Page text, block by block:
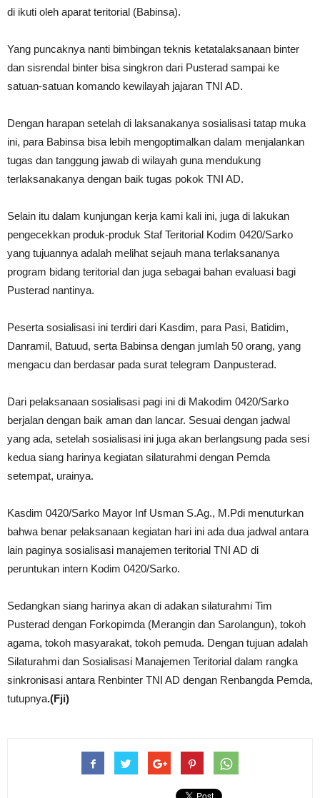
di ikuti oleh aparat teritorial (Babinsa).
Yang puncaknya nanti bimbingan teknis ketatalaksanaan binter
dan sisrendal binter bisa singkron dari Pusterad sampai ke
satuan-satuan komando kewilayah jajaran TNI AD.
Dengan harapan setelah di laksanakanya sosialisasi tatap muka
ini, para Babinsa bisa lebih mengoptimalkan dalam menjalankan
tugas dan tanggung jawab di wilayah guna mendukung
terlaksanakanya dengan baik tugas pokok TNI AD.
Selain itu dalam kunjungan kerja kami kali ini, juga di lakukan
pengecekkan produk-produk Staf Teritorial Kodim 0420/Sarko
yang tujuannya adalah melihat sejauh mana terlaksananya
program bidang teritorial dan juga sebagai bahan evaluasi bagi
Pusterad nantinya.
Peserta sosialisasi ini terdiri dari Kasdim, para Pasi, Batidim,
Danramil, Batuud, serta Babinsa dengan jumlah 50 orang, yang
mengacu dan berdasar pada surat telegram Danpusterad.
Dari pelaksanaan sosialisasi pagi ini di Makodim 0420/Sarko
berjalan dengan baik aman dan lancar. Sesuai dengan jadwal
yang ada, setelah sosialisasi ini juga akan berlangsung pada sesi
kedua siang harinya kegiatan silaturahmi dengan Pemda
setempat, urainya.
Kasdim 0420/Sarko Mayor Inf Usman S.Ag., M.Pdi menuturkan
bahwa benar pelaksanaan kegiatan hari ini ada dua jadwal antara
lain paginya sosialisasi manajemen teritorial TNI AD di
peruntukan intern Kodim 0420/Sarko.
Sedangkan siang harinya akan di adakan silaturahmi Tim
Pusterad dengan Forkopimda (Merangin dan Sarolangun), tokoh
agama, tokoh masyarakat, tokoh pemuda. Dengan tujuan adalah
Silaturahmi dan Sosialisasi Manajemen Teritorial dalam rangka
sinkronisasi antara Renbinter TNI AD dengan Renbangda Pemda,
tutupnya.(Fji)